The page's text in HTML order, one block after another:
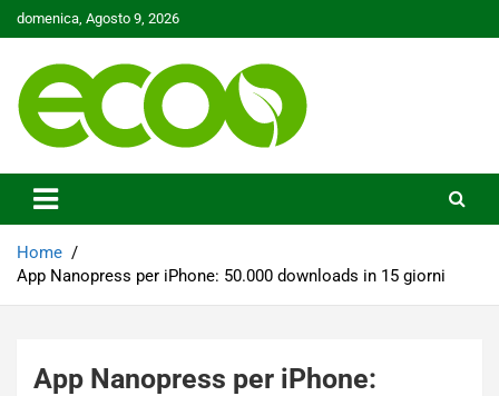
Skip
to
domenica, Agosto 9, 2026
Ecoo.it
Home
App Nanopress per iPhone: 50.000 downloads in 15 giorni
App Nanopress per iPhone: